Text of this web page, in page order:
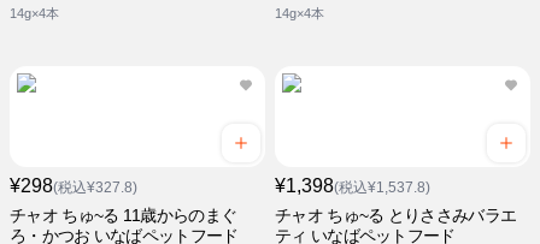
14g×4本 14g×4本
¥298(税込¥327.8)
チャオ ちゅ~る 11歳からのまぐ
ろ・かつお いなばペットフード
¥1,398(税込¥1,537.8)
チャオ ちゅ~る とりささみバラエ
ティ いなばペットフード